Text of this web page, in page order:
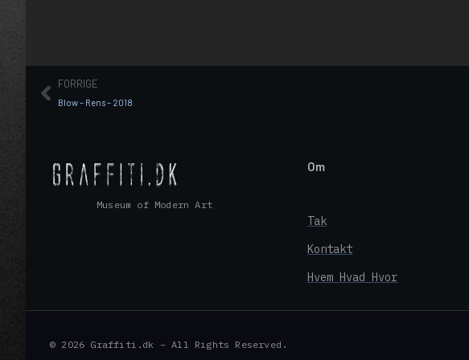
FORRIGE
Blow – Rens – 2018
Museum of Modern Art
Om
Tak
Kontakt
Hvem Hvad Hvor
© 2026 Graffiti.dk – All Rights Reserved.